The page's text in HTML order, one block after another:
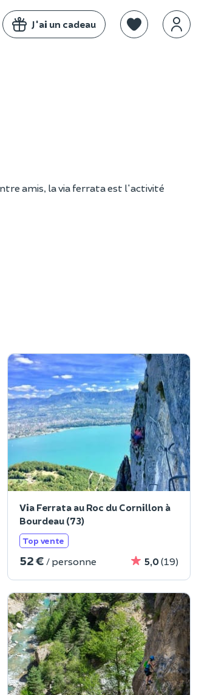
J'ai un cadeau
amis, la via ferrata est l'activité
Via Ferrata au Roc du Cornillon à
Bourdeau (73)
Top vente
52 € / personne 5,0(19)